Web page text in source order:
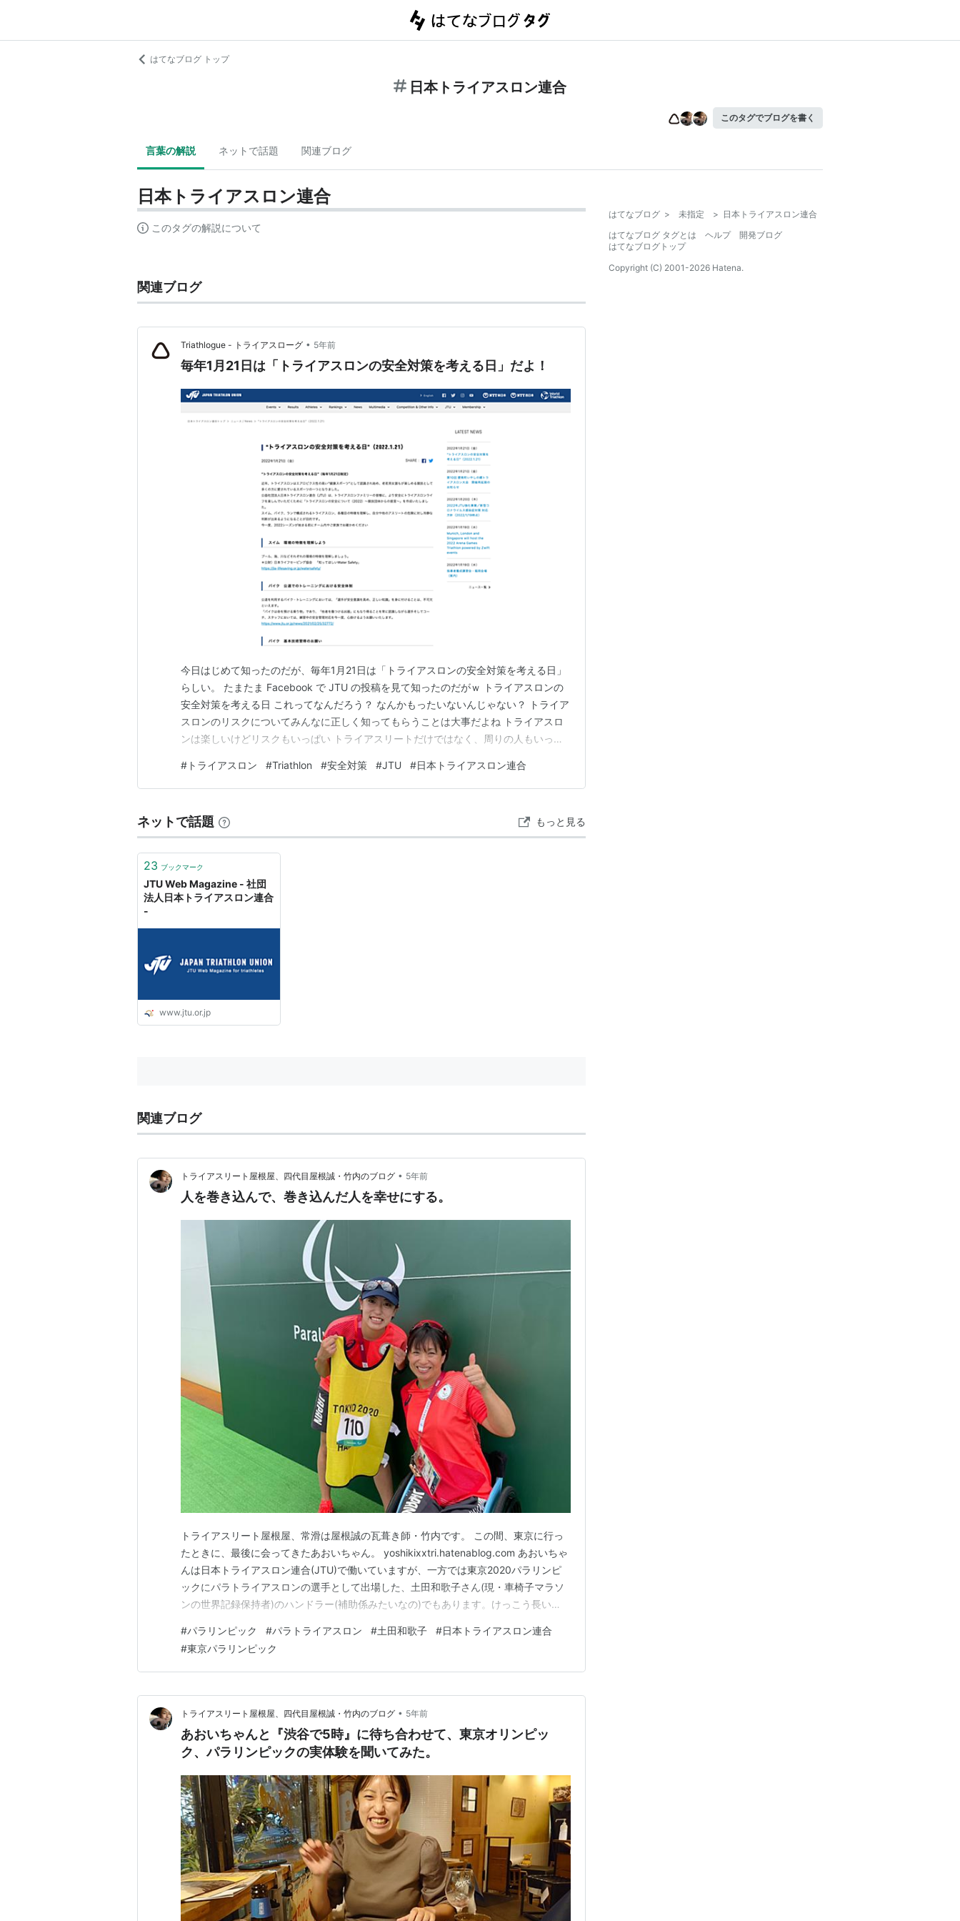
はてなブログ トップ
日本トライアスロン連合
このタグでブログを書く
言葉の解説 ネットで話題 関連ブログ
日本トライアスロン連合
このタグの解説について
関連ブログ
Triathlogue - トライアスローグ • 5年前
毎年1月21日は「トライアスロンの安全対策を考える日」だよ！
今日はじめて知ったのだが、毎年1月21日は「トライアスロンの安全対策を考える日」
らしい。 たまたま Facebook で JTU の投稿を見て知ったのだがｗ トライアスロンの
安全対策を考える日 これってなんだろう？ なんかもったいないんじゃない？ トライア
スロンのリスクについてみんなに正しく知ってもらうことは大事だよね トライアスロ
ンは楽しいけどリスクもいっぱい トライアスリートだけではなく、周りの人もいっし
しょうね トライアスロンの安全対策を考える日 これってなんだろう？ 日本トライアス
ロン連合によると、毎年1月2…
# トライアスロン #Triathlon #安全対策 #JTU #日本トライアスロン連合
ネットで話題 もっと見る
23 ブックマーク
JTU Web Magazine - 社団
法人日本トライアスロン連合
-
www.jtu.or.jp
関連ブログ
トライアスリート屋根屋、四代目屋根誠・竹内のブログ • 5年前
人を巻き込んで、巻き込んだ人を幸せにする。
トライアスリート屋根屋、常滑は屋根誠の瓦葺き師・竹内です。 この間、東京に行っ
たときに、最後に会ってきたあおいちゃん。 yoshikixxtri.hatenablog.com あおいちゃ
んは日本トライアスロン連合(JTU)で働いていますが、一方では東京2020パラリンピ
ックにパラトライアスロンの選手として出場した、土田和歌子さん(現・車椅子マラソ
ンの世界記録保持者)のハンドラー(補助係みたいなの)でもあります。けっこう長い
ていましたが、東京2020パラリンピックを最後に、土田さんがトライアスロンを引退
する(陸上選手に…
#パラリンピック #パラトライアスロン #土田和歌子 #日本トライアスロン連合
#東京パラリンピック
トライアスリート屋根屋、四代目屋根誠・竹内のブログ • 5年前
あおいちゃんと『渋谷で5時』に待ち合わせて、東京オリンピッ
ク、パラリンピックの実体験を聞いてみた。
はてなブログ > 未指定 > 日本トライアスロン連合
はてなブログ タグとは
ヘルプ
開発ブログ
はてなブログトップ
Copyright (C) 2001-2026 Hatena.